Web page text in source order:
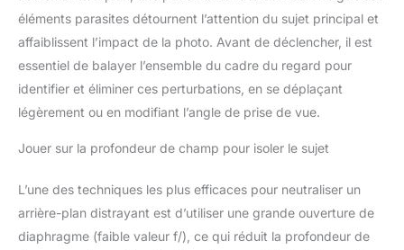
éléments parasites détournent l’attention du sujet principal et
affaiblissent l’impact de la photo. Avant de déclencher, il est
essentiel de balayer l’ensemble du cadre du regard pour
identifier et éliminer ces perturbations, en se déplaçant
légèrement ou en modifiant l’angle de prise de vue.
Jouer sur la profondeur de champ pour isoler le sujet
L’une des techniques les plus efficaces pour neutraliser un
arrière-plan distrayant est d’utiliser une grande ouverture de
diaphragme (faible valeur f/), ce qui réduit la profondeur de